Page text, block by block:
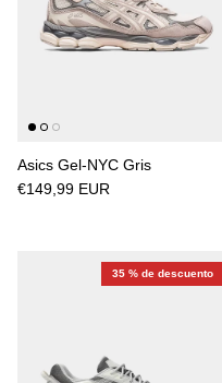
Asics Gel-NYC Gris
€149,99 EUR
35 % de descuento